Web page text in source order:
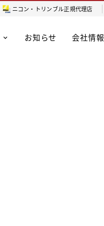
ニコン・トリンブル正規代理店
お知らせ 会社情報